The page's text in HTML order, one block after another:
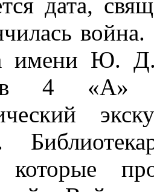
имени Ю. Д.
4
которые